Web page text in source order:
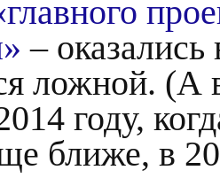
–
ложной. (А
году,
ближе, в